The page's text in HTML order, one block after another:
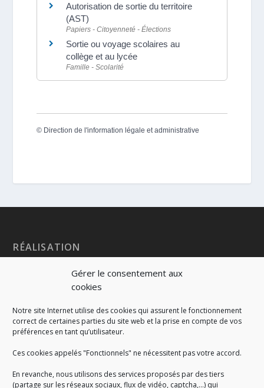
Gérer le consentement aux
cookies
Notre site Internet utilise des cookies qui assurent le fonctionnement
correct de certaines parties du site web et la prise en compte de vos
préférences en tant qu’utilisateur.
Ces cookies appelés "Fonctionnels" ne nécessitent pas votre accord.
En revanche, nous utilisons des services proposés par des tiers
(partage sur les réseaux sociaux, flux de vidéo, captcha,...) qui
Autorisation de sortie du territoire
(AST)
Papiers - Citoyenneté - Élections
Sortie ou voyage scolaires au
collège et au lycée
Famille - Scolarité
© Direction de l'information légale et administrative
RÉALISATION